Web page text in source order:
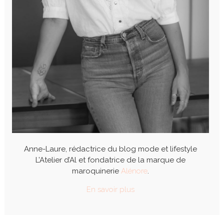
Anne-Laure, rédactrice du blog mode et lifestyle
L’Atelier d’Al et fondatrice de la marque de
maroquinerie Alénore.
En savoir plus